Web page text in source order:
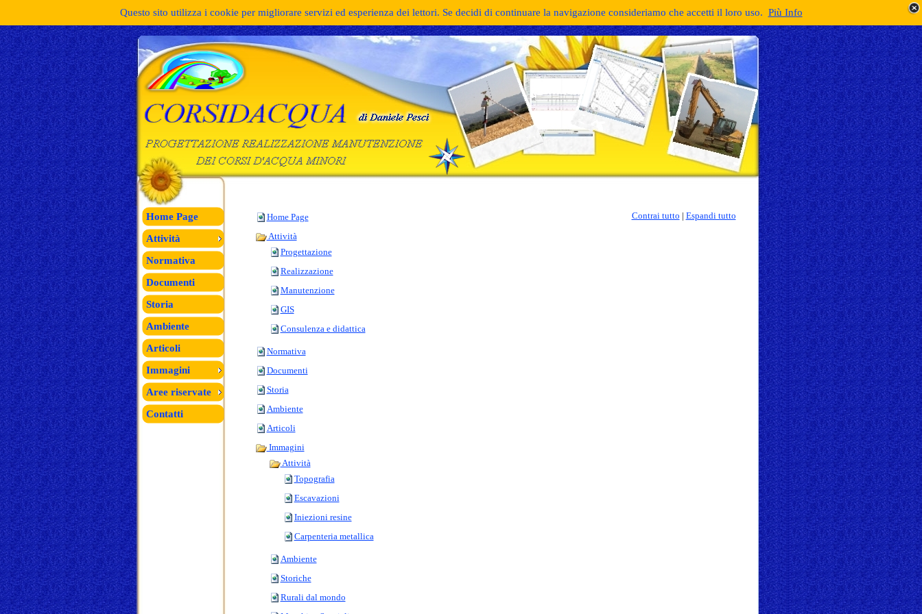
Questo sito utilizza i cookie per migliorare servizi ed esperienza dei lettori. Se decidi di continuare la navigazione consideriamo che accetti il loro uso. Più Info
Home Page
Attività
Normativa
Documenti
Storia
Ambiente
Articoli
Immagini
Aree riservate
Contatti
Contrai tutto | Espandi tutto
Home Page
Attività
Progettazione
Realizzazione
Manutenzione
GIS
Consulenza e didattica
Normativa
Documenti
Storia
Ambiente
Articoli
Immagini
Attività
Topografia
Escavazioni
Iniezioni resine
Carpenteria metallica
Ambiente
Storiche
Rurali dal mondo